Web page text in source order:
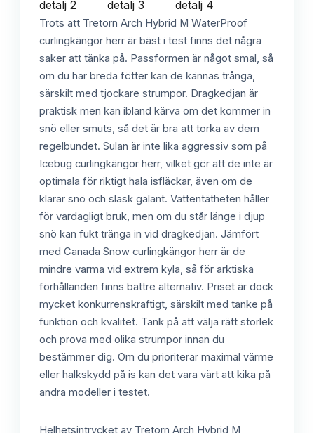
Trots att Tretorn Arch Hybrid M WaterProof
curlingkängor herr är bäst i test finns det några
saker att tänka på. Passformen är något smal, så
om du har breda fötter kan de kännas trånga,
särskilt med tjockare strumpor. Dragkedjan är
praktisk men kan ibland kärva om det kommer in
snö eller smuts, så det är bra att torka av dem
regelbundet. Sulan är inte lika aggressiv som på
Icebug curlingkängor herr, vilket gör att de inte är
optimala för riktigt hala isfläckar, även om de
klarar snö och slask galant. Vattentätheten håller
för vardagligt bruk, men om du står länge i djup
snö kan fukt tränga in vid dragkedjan. Jämfört
med Canada Snow curlingkängor herr är de
mindre varma vid extrem kyla, så för arktiska
förhållanden finns bättre alternativ. Priset är dock
mycket konkurrenskraftigt, särskilt med tanke på
funktion och kvalitet. Tänk på att välja rätt storlek
och prova med olika strumpor innan du
bestämmer dig. Om du prioriterar maximal värme
eller halkskydd på is kan det vara värt att kika på
andra modeller i testet.
Helhetsintrycket av Tretorn Arch Hybrid M